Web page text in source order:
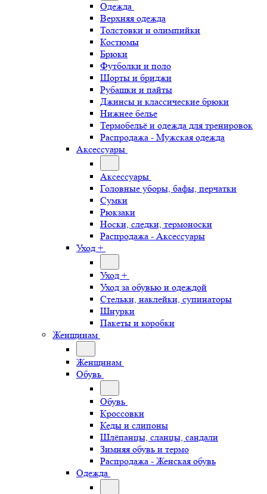
Одежда
Верхняя одежда
Толстовки и олимпийки
Костюмы
Брюки
Футболки и поло
Шорты и бриджи
Рубашки и пайты
Джинсы и классические брюки
Нижнее белье
Термобельё и одежда для тренировок
Распродажа - Мужская одежда
Аксессуары
Аксессуары
Головные уборы, бафы, перчатки
Сумки
Рюкзаки
Носки, следки, термоноски
Распродажа - Аксессуары
Уход +
Уход +
Уход за обувью и одеждой
Стельки, наклейки, супинаторы
Шнурки
Пакеты и коробки
Женщинам
Женщинам
Обувь
Обувь
Кроссовки
Кеды и слипоны
Шлёпанцы, сланцы, сандали
Зимняя обувь и термо
Распродажа - Женская обувь
Одежда